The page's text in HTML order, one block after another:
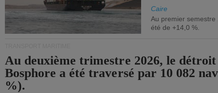
Caire
Au premier
été de +14,0 %.
Au deuxième trimestre 2026, le
Bosphore a été traversé par 10 082
%).